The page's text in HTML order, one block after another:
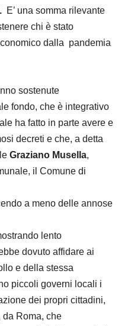
E’ una somma rilevante
chi è stato
dalla pandemia
sostenute
fondo, che è integrativo
ha fatto in parte avere e
decreti e che, a detta
Graziano Musella,
il Comune di
a meno delle annose
lento
dovuto affidare ai
e della stessa
piccoli governi locali i
dei propri cittadini,
Roma, che